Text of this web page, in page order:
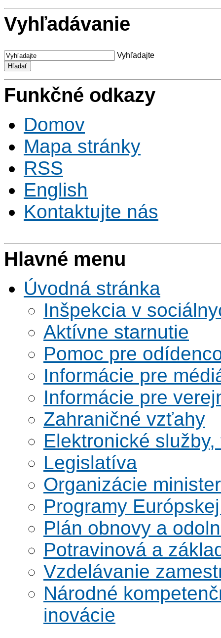
Vyhľadávanie
Vyhľadajte
Funkčné odkazy
Domov
Mapa stránky
RSS
English
Kontaktujte nás
Hlavné menu
Úvodná stránka
Inšpekcia v
Aktívne starnutie
Pomoc pre
Informácie pre
Informácie pre
Zahraničné vzťahy
Elektronické
Legislatíva
Organizácie
Programy
Plán obnovy a
Potravinová a
Vzdelávanie
Národné
inovácie